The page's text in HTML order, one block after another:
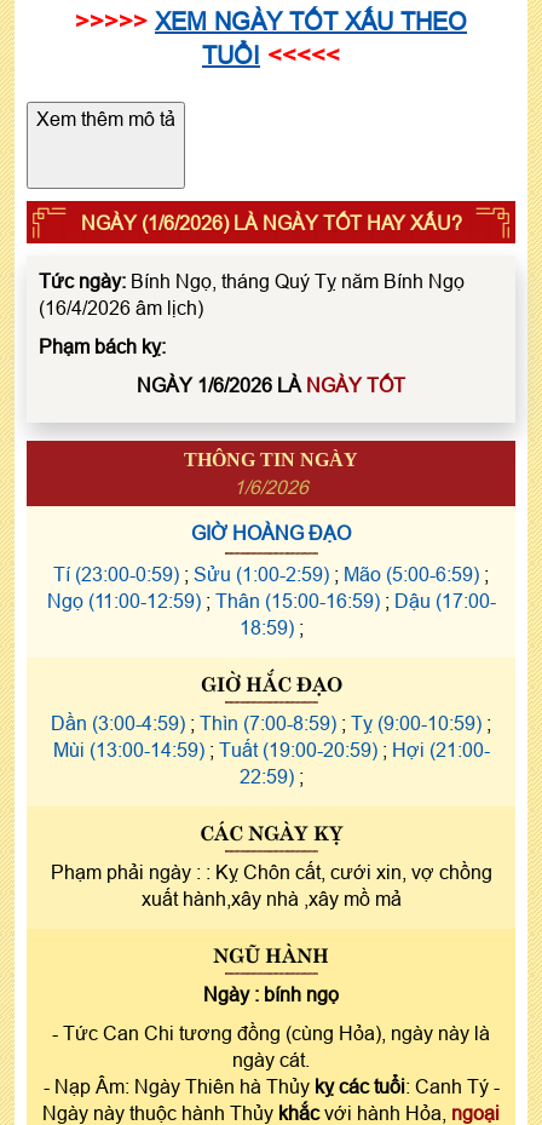
>>>>> XEM NGÀY TỐT XẤU THEO
TUỔI <<<<<
Xem thêm mô tả
NGÀY (1/6/2026) LÀ NGÀY TỐT HAY XẤU?
Tức ngày: Bính Ngọ, tháng Quý Tỵ năm Bính Ngọ
(16/4/2026 âm lịch)
Phạm bách kỵ:
NGÀY 1/6/2026 LÀ NGÀY TỐT
THÔNG TIN NGÀY
1/6/2026
GIỜ HOÀNG ĐẠO
Tí (23:00-0:59) ; Sửu (1:00-2:59) ; Mão (5:00-6:59) ;
Ngọ (11:00-12:59); Thân (15:00-16:59); Dậu (17:00-
18:59);
GIỜ HẮC ĐẠO
Dần (3:00-4:59) ; Thìn (7:00-8:59) ; Tỵ (9:00-10:59) ;
Mùi (13:00-14:59); Tuất (19:00-20:59); Hợi (21:00-
22:59);
CÁC NGÀY KỴ
Phạm phải ngày : : Kỵ Chôn cất, cưới xin, vợ chồng
xuất hành,xây nhà ,xây mồ mả
NGŨ HÀNH
Ngày : bính ngọ
- Tức Can Chi tương đồng (cùng Hỏa), ngày này là
ngày cát.
- Nạp Âm: Ngày Thiên hà Thủy kỵ các tuổi: Canh Tý -
Ngày này thuộc hành Thủy khắcvới hành Hỏa, ngoại